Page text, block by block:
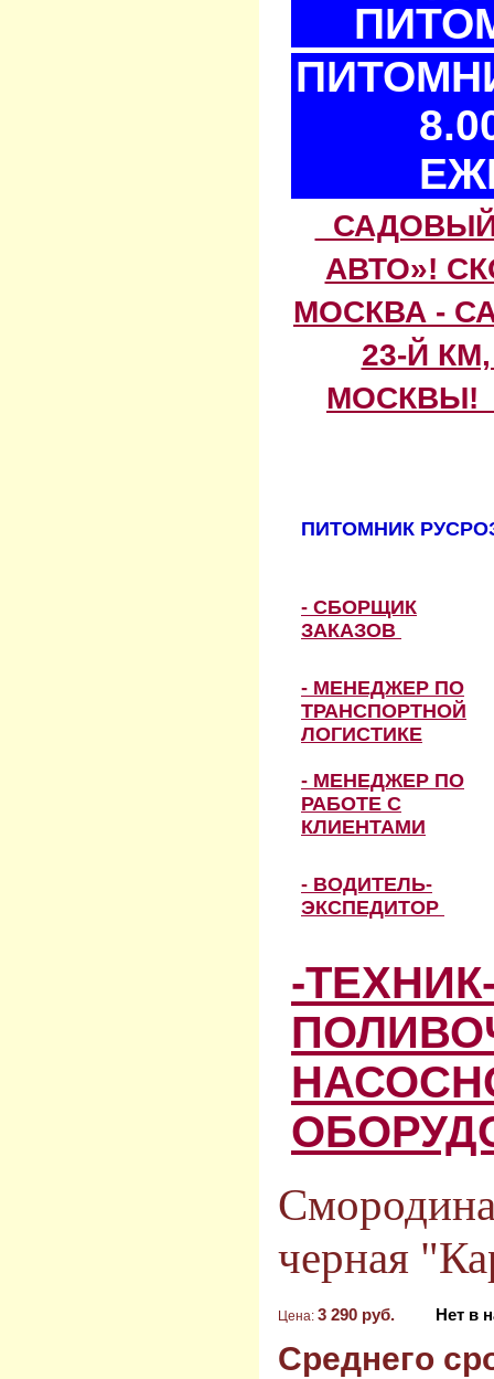
АВТО»!
МОСКВА -
23-Й
МОСКВЫ!
ПИТОМНИК
- СБОРЩИК
ЗАКАЗОВ
- МЕНЕДЖЕР ПО
ТРАНСПОРТНОЙ
ЛОГИСТИКЕ
- МЕНЕДЖЕР ПО
РАБОТЕ С
КЛИЕНТАМИ
- ВОДИТЕЛЬ-
ЭКСПЕДИТОР
-
черная
Цена: 3 290 руб. Нет в
Среднего